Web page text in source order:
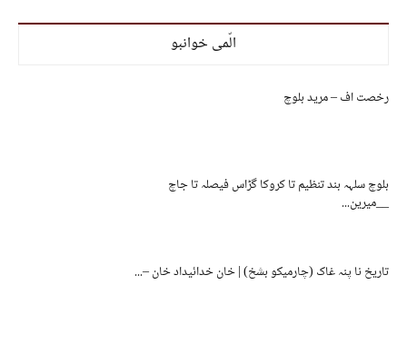
الّمی خوانبو
رخصت اف – مرید بلوچ
بلوچ سلہہ بند تنظیم تا کروکا گڑاس فیصلہ تا جاچ
__میرین...
تاریخ نا پنہ غاک (چارمیکو بشخ) | خان خدائیداد خان –...